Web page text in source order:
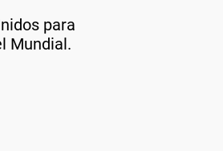
para
Mundial.